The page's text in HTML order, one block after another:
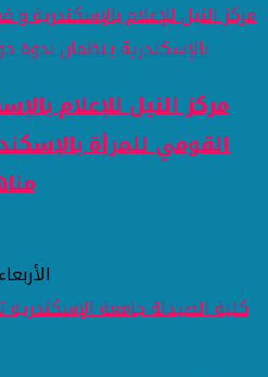
مركز النيل للإعلام
القومي للمرأة
الأربعاء 30 نوفمبر 2022 12:01 مساءً